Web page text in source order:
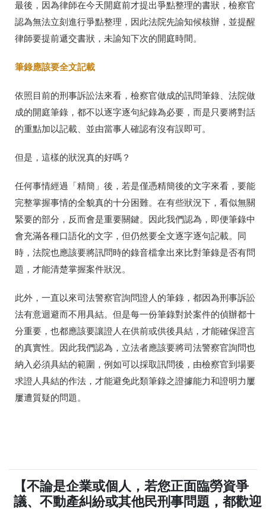
最後，因為律師在今天開庭前才提出爭點整理的書狀，檢察官
認為無法立刻進行爭點整理，因此法院先諭知候核辦，並提醒
律師要提前遞交書狀，未諭知下次的開庭時間。
筆錄應該要全文記載
依照目前的刑事訴訟法來看，檢察官做成的訊問筆錄、法院做
成的開庭筆錄，都不以逐字逐句紀錄為必要，而是只要將對話
的重點加以記載、並由當事人確認有沒有誤即可。
但是，這樣的狀況真的好嗎？
任何事情經過「精簡」後，若是僅憑精簡後的文字來看，要能
完整掌握事情的全貌真的十分困難。在有些狀況下，看似無關
緊要的部分，反而會是重要關鍵。因此我們認為，即便筆錄中
會充滿各種口語化的文字，但仍然要全文逐字逐句記載。同
時，法院也應該要將訊問時的錄音檔拿出來比對筆錄是否有問
題，才能清楚掌握案件狀況。
此外，一直以來司法警察官詢問證人的筆錄，都因為刑事訴訟
法有意迴避而不用具結。但是每一份筆錄對於案件的偵辦都十
分重要，也都應該要讓證人在供前或供後具結，才能確保證言
的真實性。因此我們認為，立法者應該要將司法警察官詢問也
納入必須具結的範圍，例如可以採取訊問後，由檢察官到場要
求證人具結的作法，才能避免此類筆錄之證據能力和證明力屢
屢遭質疑的問題。
【不論是企業或個人，若您正面臨勞資爭
議、不動產糾紛或其他民刑事問題，都歡迎